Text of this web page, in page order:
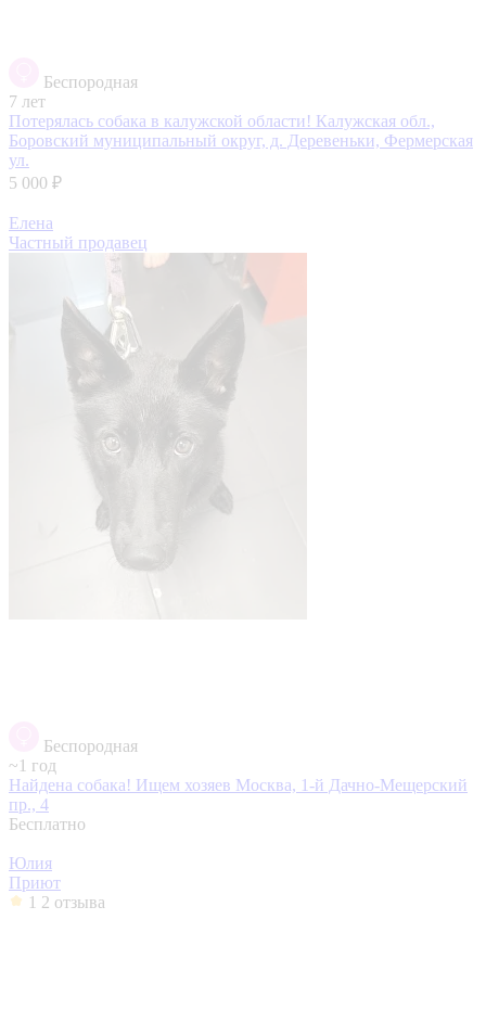
Беспородная
7 лет
Потерялась собака в калужской области! Калужская обл.,
Боровский муниципальный округ, д. Деревеньки, Фермерская
ул.
5 000 ₽
Елена
Частный продавец
Беспородная
~1 год
Найдена собака! Ищем хозяев Москва, 1-й Дачно-Мещерский
пр., 4
Бесплатно
Юлия
Приют
1 2 отзыва